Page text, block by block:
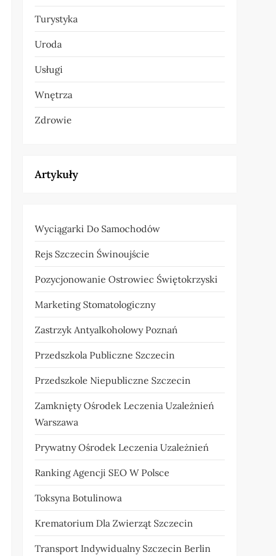
Turystyka
Uroda
Usługi
Wnętrza
Zdrowie
Artykuły
Wyciągarki Do Samochodów
Rejs Szczecin Świnoujście
Pozycjonowanie Ostrowiec Świętokrzyski
Marketing Stomatologiczny
Zastrzyk Antyalkoholowy Poznań
Przedszkola Publiczne Szczecin
Przedszkole Niepubliczne Szczecin
Zamknięty Ośrodek Leczenia Uzależnień
Warszawa
Prywatny Ośrodek Leczenia Uzależnień
Ranking Agencji SEO W Polsce
Toksyna Botulinowa
Krematorium Dla Zwierząt Szczecin
Transport Indywidualny Szczecin Berlin